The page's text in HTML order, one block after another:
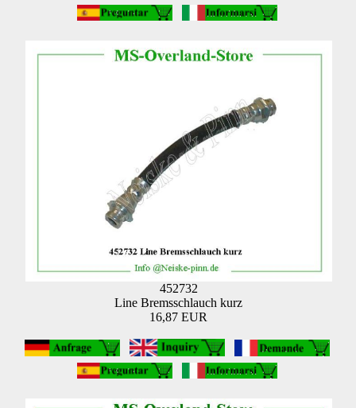
452732
Line Bremsschlauch kurz
16,87 EUR